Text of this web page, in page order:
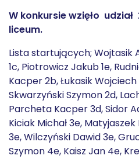
W konkursie wzięło
liceum.
Lista startujących; Wojtasik
1c, Piotrowicz Jakub 1e,
Kacper 2b, Łukasik
Skwarzyński Szymon 2d,
Parcheta Kacper 3d, Sidor
Kiciak Michał 3e,
3e, Wilczyński Dawid 3e,
Szymon 4e, Kaisz Jan 4e,